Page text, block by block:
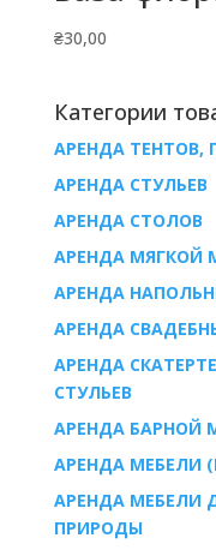
₴30,00
Категории
АРЕНДА ТЕНТОВ,
AРЕНДА СТУЛЬЕВ
AРЕНДА СТОЛОВ
АРЕНДА МЯГКОЙ
АРЕНДА
АРЕНДА
АРЕНДА
СТУЛЬЕВ
АРЕНДА БАРНОЙ
АРЕНДА МЕБЕЛИ
АРЕНДА МЕБЕЛИ
ПРИРОДЫ